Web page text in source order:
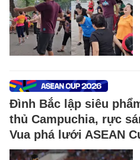
Đình Bắc lập siêu
thủ Campuchia, rực
Vua phá lưới ASEAN